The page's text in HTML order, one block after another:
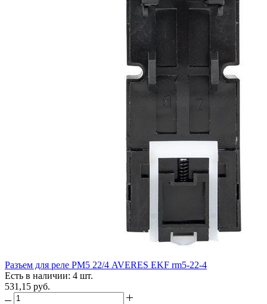
Разъем для реле РМ5 22/4 AVERES EKF rm5-22-4
Есть в наличии: 4 шт.
531,15 руб.